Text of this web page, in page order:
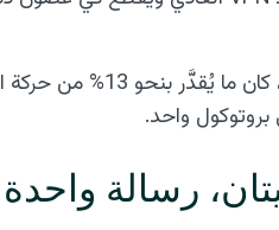
بروتوكول واحد.
رسالة واحدة